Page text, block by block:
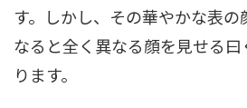
す。しかし、その華やかな表の
なると全く異なる顔を見せる
ります。